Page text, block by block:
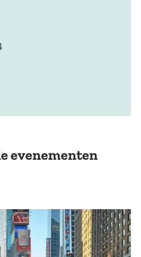
evenementen